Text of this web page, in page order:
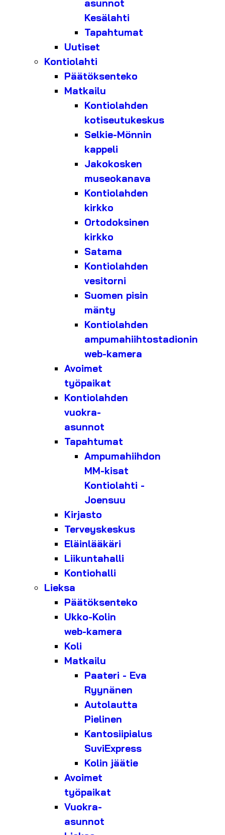
asunnot
Kesälahti
Tapahtumat
Uutiset
Kontiolahti
Päätöksenteko
Matkailu
Kontiolahden
kotiseutukeskus
Selkie-Mönnin
kappeli
Jakokosken
museokanava
Kontiolahden
kirkko
Ortodoksinen
kirkko
Satama
Kontiolahden
vesitorni
Suomen pisin
mänty
Kontiolahden
ampumahiihtostadionin
web-kamera
Avoimet
työpaikat
Kontiolahden
vuokra-
asunnot
Tapahtumat
Ampumahiihdon
MM-kisat
Kontiolahti -
Joensuu
Kirjasto
Terveyskeskus
Eläinlääkäri
Liikuntahalli
Kontiohalli
Lieksa
Päätöksenteko
Ukko-Kolin
web-kamera
Koli
Matkailu
Paateri - Eva
Ryynänen
Autolautta
Pielinen
Kantosiipialus
SuviExpress
Kolin jäätie
Avoimet
työpaikat
Vuokra-
asunnot